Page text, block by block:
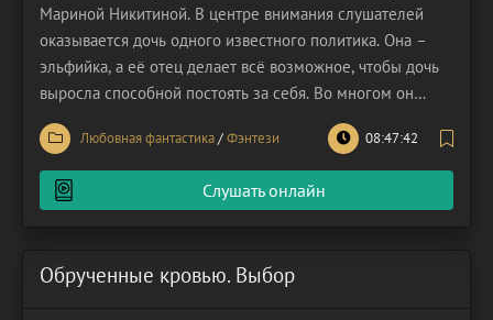
Мариной Никитиной. В центре внимания слушателей
оказывается дочь одного известного политика. Она –
эльфийка, а её отец делает всё возможное, чтобы дочь
выросла способной постоять за себя. Во многом он
даже перегибает палку, поскольку отцу безразличны
предпочтения героини и, собственно, то, что она – не
мальчик. Эльфиечка предпочитает высокую
Любовная фантастика/Фэнтези 08:47:42
Слушать онлайн
Обрученные кровью. Выбор